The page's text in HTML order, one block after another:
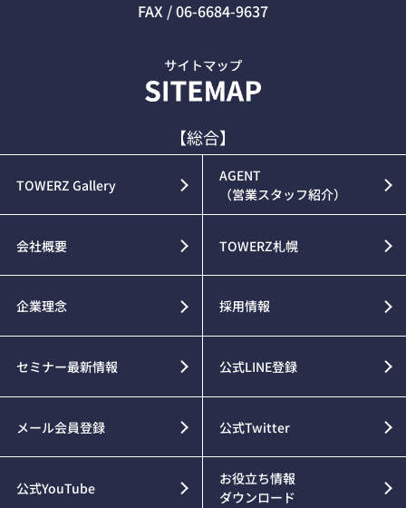
FAX / 06-6684-9637
【総合】
TOWERZ Gallery
AGENT
（営業スタッフ紹介）
会社概要 TOWERZ札幌
企業理念 採用情報
セミナー最新情報 公式LINE登録
メール会員登録 公式Twitter
公式YouTube
お役立ち情報
ダウンロード